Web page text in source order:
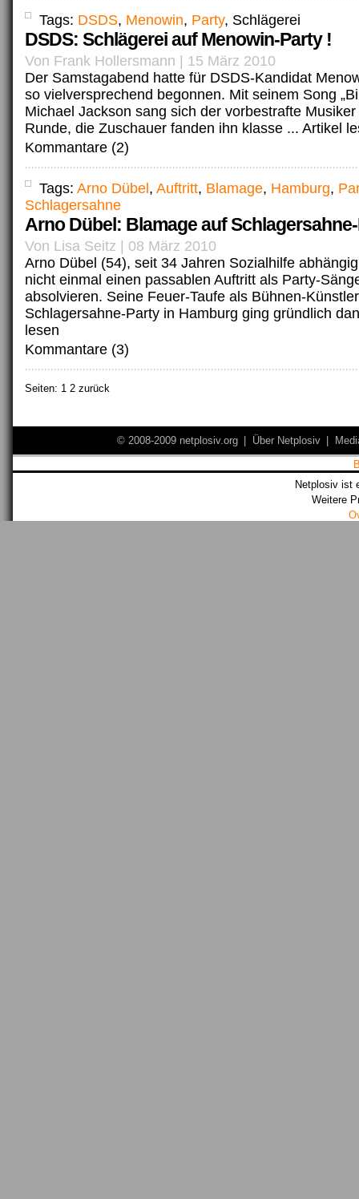
Tags: DSDS, Menowin, Party, Schlägerei
DSDS: Schlägerei auf Menowin-Party !
Von Frank Hollersmann | 15 März 2010
Der Samstagabend hatte für DSDS-Kandidat
so vielversprechend begonnen. Mit seinem Song
Michael Jackson sang sich der vorbestrafte
Runde, die Zuschauer fanden ihn klasse ... Artikel
Kommantare (2)
Tags: Arno Dübel , Auftritt, Blamage, Hamburg,
Schlagersahne
Arno Dübel: Blamage auf
Von Lisa Seitz | 08 März 2010
Arno Dübel (54), seit 34 Jahren Sozialhilfe
nicht einmal einen passablen Auftritt als Party-
absolvieren. Seine Feuer-Taufe als Bühnen-
Schlagersahne-Party in Hamburg ging gründlich
lesen
Kommantare (3)
Seiten: 1 2 zurück
© 2008-2009 netplosiv.org Über Netplosiv
Netplosiv ist
Weitere